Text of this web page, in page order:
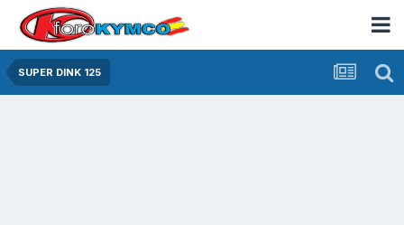
SUPER DINK 125